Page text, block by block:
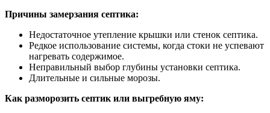
Причины замерзания септика:
Недостаточное утепление крышки или стенок септика.
Редкое использование системы, когда стоки не успевают
нагревать содержимое.
Неправильный выбор глубины установки септика.
Длительные и сильные морозы.
Как разморозить септик или выгребную яму: